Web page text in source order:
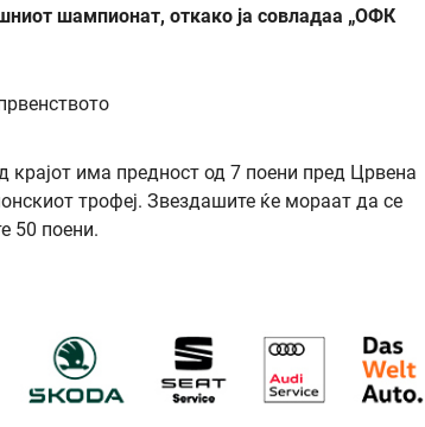
шампионат, откако ја совладаа „ОФК
има предност од 7 поени пред Црвена
трофеј. Звездашите ќе мораат да се
50 поени.